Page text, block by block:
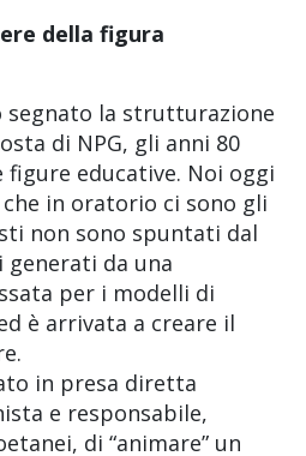
della figura
segnato la strutturazione
di NPG, gli anni 80
figure educative. Noi oggi
in oratorio ci sono gli
non sono spuntati dal
generati da una
per i modelli di
è arrivata a creare il
in presa diretta
e responsabile,
di “animare” un